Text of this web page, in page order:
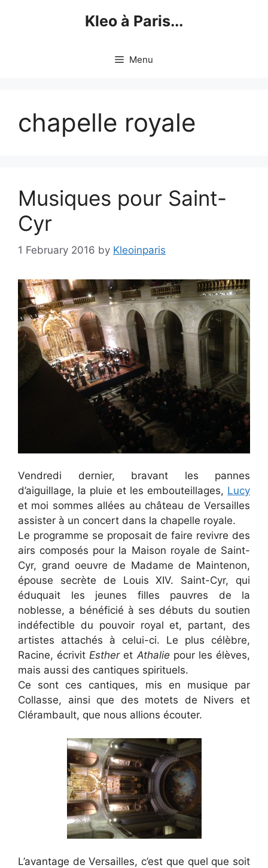
Kleo à Paris...
Menu
chapelle royale
Musiques pour Saint-
Cyr
1 February 2016 by Kleoinparis
Vendredi dernier, bravant les pannes
d’aiguillage, la pluie et les embouteillages, Lucy
et moi sommes allées au château de Versailles
assister à un concert dans la chapelle royale.
Le programme se proposait de faire revivre des
airs composés pour la Maison royale de Saint-
Cyr, grand oeuvre de Madame de Maintenon,
épouse secrète de Louis XIV. Saint-Cyr, qui
éduquait les jeunes filles pauvres de la
noblesse, a bénéficié à ses débuts du soutien
indéfectible du pouvoir royal et, partant, des
artistes attachés à celui-ci. Le plus célèbre,
Racine, écrivitEstheretAthalie pour les élèves,
mais aussi des cantiques spirituels.
Ce sont ces cantiques, mis en musique par
Collasse, ainsi que des motets de Nivers et
Clérambault, que nous allions écouter.
L’avantage de Versailles, c’est que quel que soit